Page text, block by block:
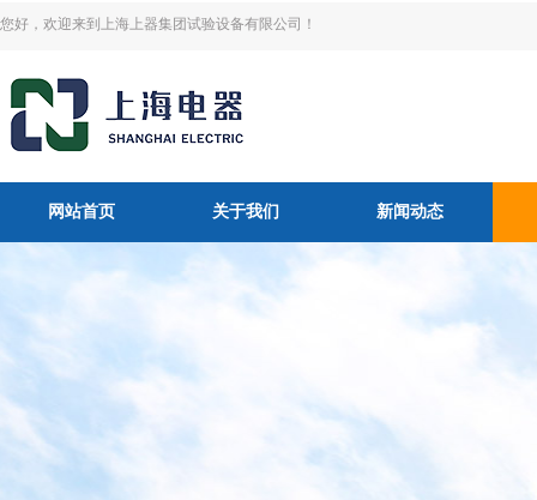
您好，欢迎来到上海上器集团试验设备有限公司！
网站首页 关于我们 新闻动态